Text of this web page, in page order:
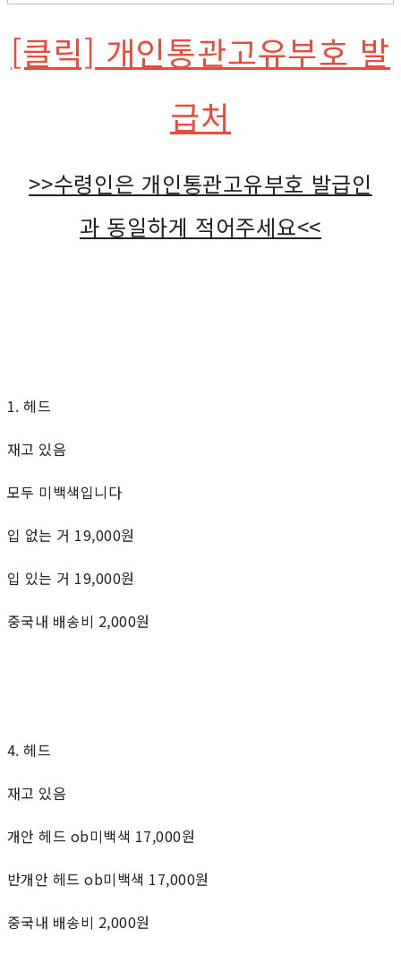
[클릭] 개인통관고유부호 발
급처
>>수령인은 개인통관고유부호 발급인
과 동일하게 적어주세요<<
1. 헤드
재고 있음
모두 미백색입니다
입 없는 거 19,000원
입 있는 거 19,000원
중국내 배송비 2,000원
4. 헤드
재고 있음
개안 헤드 ob미백색 17,000원
반개안 헤드 ob미백색 17,000원
중국내 배송비 2,000원